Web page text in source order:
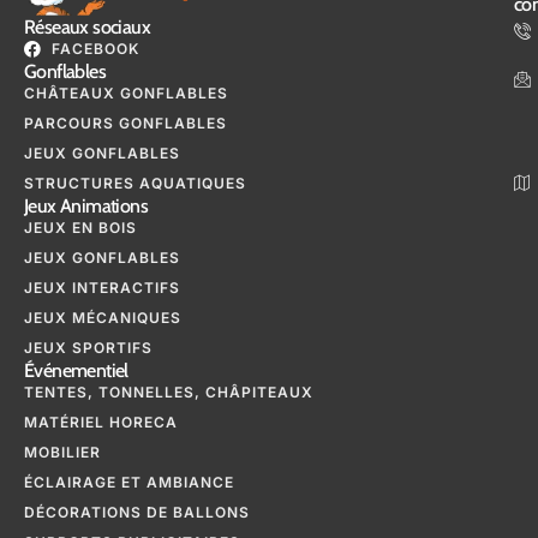
Réseaux sociaux
FACEBOOK
Gonflables
CHÂTEAUX GONFLABLES
PARCOURS GONFLABLES
JEUX GONFLABLES
STRUCTURES AQUATIQUES
Jeux Animations
JEUX EN BOIS
JEUX GONFLABLES
JEUX INTERACTIFS
JEUX MÉCANIQUES
JEUX SPORTIFS
Événementiel
TENTES, TONNELLES, CHÂPITEAUX
MATÉRIEL HORECA
MOBILIER
ÉCLAIRAGE ET AMBIANCE
DÉCORATIONS DE BALLONS